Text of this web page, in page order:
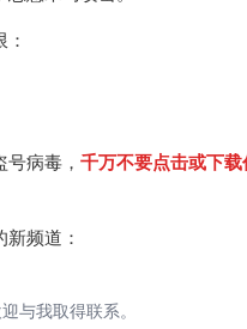
有个来源访问
400的访问量，
隐藏版资源库，
29.9买了卡密进
项目被拿去卖
反正在我这边不
算倒卖我的项
病毒， 千万不要点击或下载
频道：
与我取得联系。